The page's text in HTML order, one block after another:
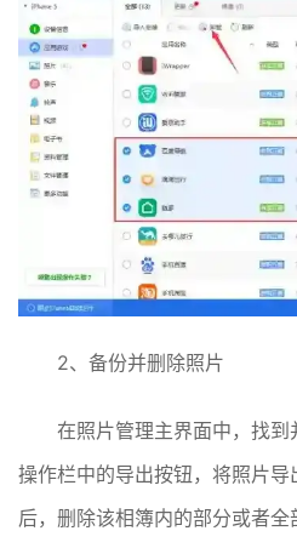
2、备份并删除照片
在照片管理主界面中，找
操作栏中的导出按钮，将照片
后，删除该相簿内的部分或者